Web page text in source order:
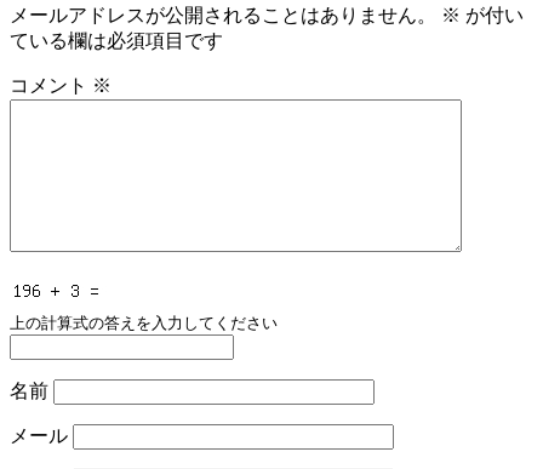
メールアドレスが公開されることはありません。 ※ が付い
ている欄は必須項目です
コメント ※
上の計算式の答えを入力してください
名前
メール